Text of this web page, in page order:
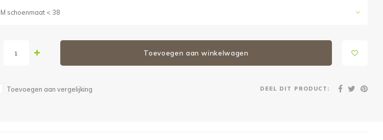
M schoenmaat < 38
Toevoegen aan winkelwagen
Toevoegen aan vergelijking DEEL DIT PRODUCT: